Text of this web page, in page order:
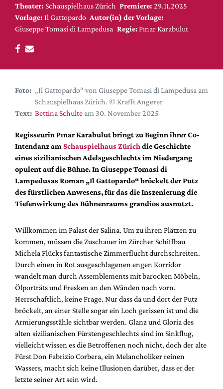
Nachrufe
Medientipps
DdB-map
Kalender
Festival-Planer
Hefte
Alle Hefte
Leseproben
Podcast
Service
Shop / Abo
Redaktion
Autor:innen
Partner
Mediadaten
Suche
Theater: Schauspielhaus Zürich Premiere: 29.11.2025
Vorlage: Il Gattopardo Autor(in) der Vorlage:
Giuseppe Tomasi di Lampedusa Regie: Pınar Karabulut
Foto: „Il Gattopardo“ von Giuseppe Tomasi di Lampedusa am
Schauspielhaus Zürich. © Krafft Angerer
Text: Bettina Schulte am 30. November 2025
Regisseurin Pınar Karabulut bringt zu Beginn ihrer Co-
Intendanz am Schauspielhaus Zürich die Geschichte
eines sizilianischen Adelsgeschlechts im Niedergang
opulent auf die Bühne. In Giuseppe Tomasi di
Lampedusas Roman „Il Gattopardo“ bröckelt der Putz
des fürstlichen Anwesens, für das die Inszenierung die
Tiefenwirkung des Bühnenraums grandios ausnutzt.
Willkommen im Palast der Salina. Um zu ihren Plätzen zu
kommen, müssen die Zuschauer im Zürcher Schiffbau
Michela Flücks fantastische Zimmerflucht durchschreiten.
Durch einen in Rot ausgeschlagenen engen Korridor
wandelt man durch Assemblements mit barocken Möbeln,
Ölporträts und Fresken an den Wänden nach vorn.
Herrschaftlich, keine Frage. Nur dass da und dort der Putz
bröckelt, an einer Stelle sogar ein Loch gerissen ist und die
Armierungsstähle sichtbar werden. Glanz und Gloria des
alten sizilianischen Fürstengeschlechts sind im Sinkflug,
vielleicht wissen es die Betroffenen noch nicht, doch der alte
Fürst Don Fabrizio Corbera, ein Melancholiker reinen
Wassers, macht sich keine Illusionen darüber, dass er der
letzte seiner Art sein wird.